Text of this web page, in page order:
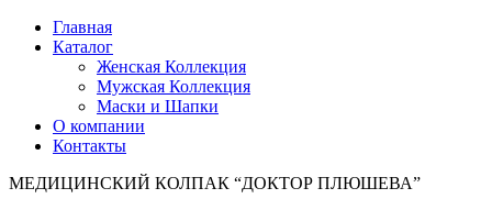
Главная
Каталог
Женская Коллекция
Мужская Коллекция
Маски и Шапки
О компании
Контакты
МЕДИЦИНСКИЙ КОЛПАК “ДОКТОР ПЛЮШЕВА”